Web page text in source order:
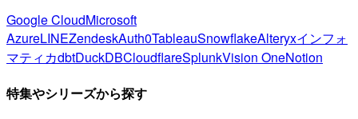
Google CloudMicrosoft
AzureLINEZendeskAuth0TableauSnowflakeAlteryxインフォ
マティカdbtDuckDBCloudflareSplunkVision OneNotion
特集やシリーズから探す